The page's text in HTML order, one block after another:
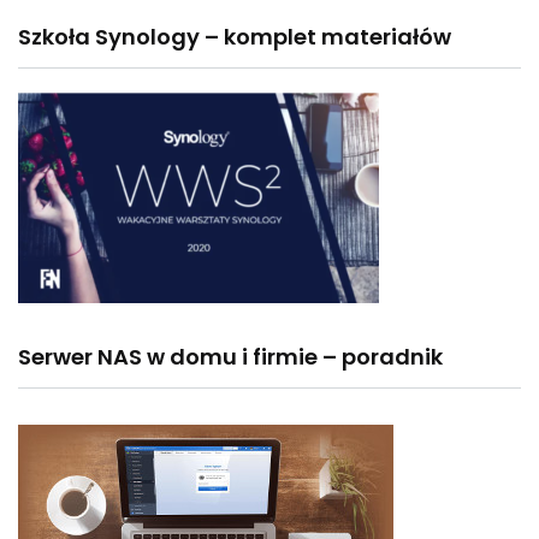
Szkoła Synology – komplet materiałów
Serwer NAS w domu i firmie – poradnik